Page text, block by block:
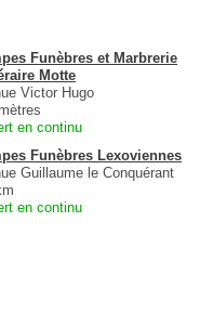
Funèbres et Marbrerie
Motte
Victor Hugo
en continu
Funèbres Lexoviennes
Guillaume le Conquérant
en continu